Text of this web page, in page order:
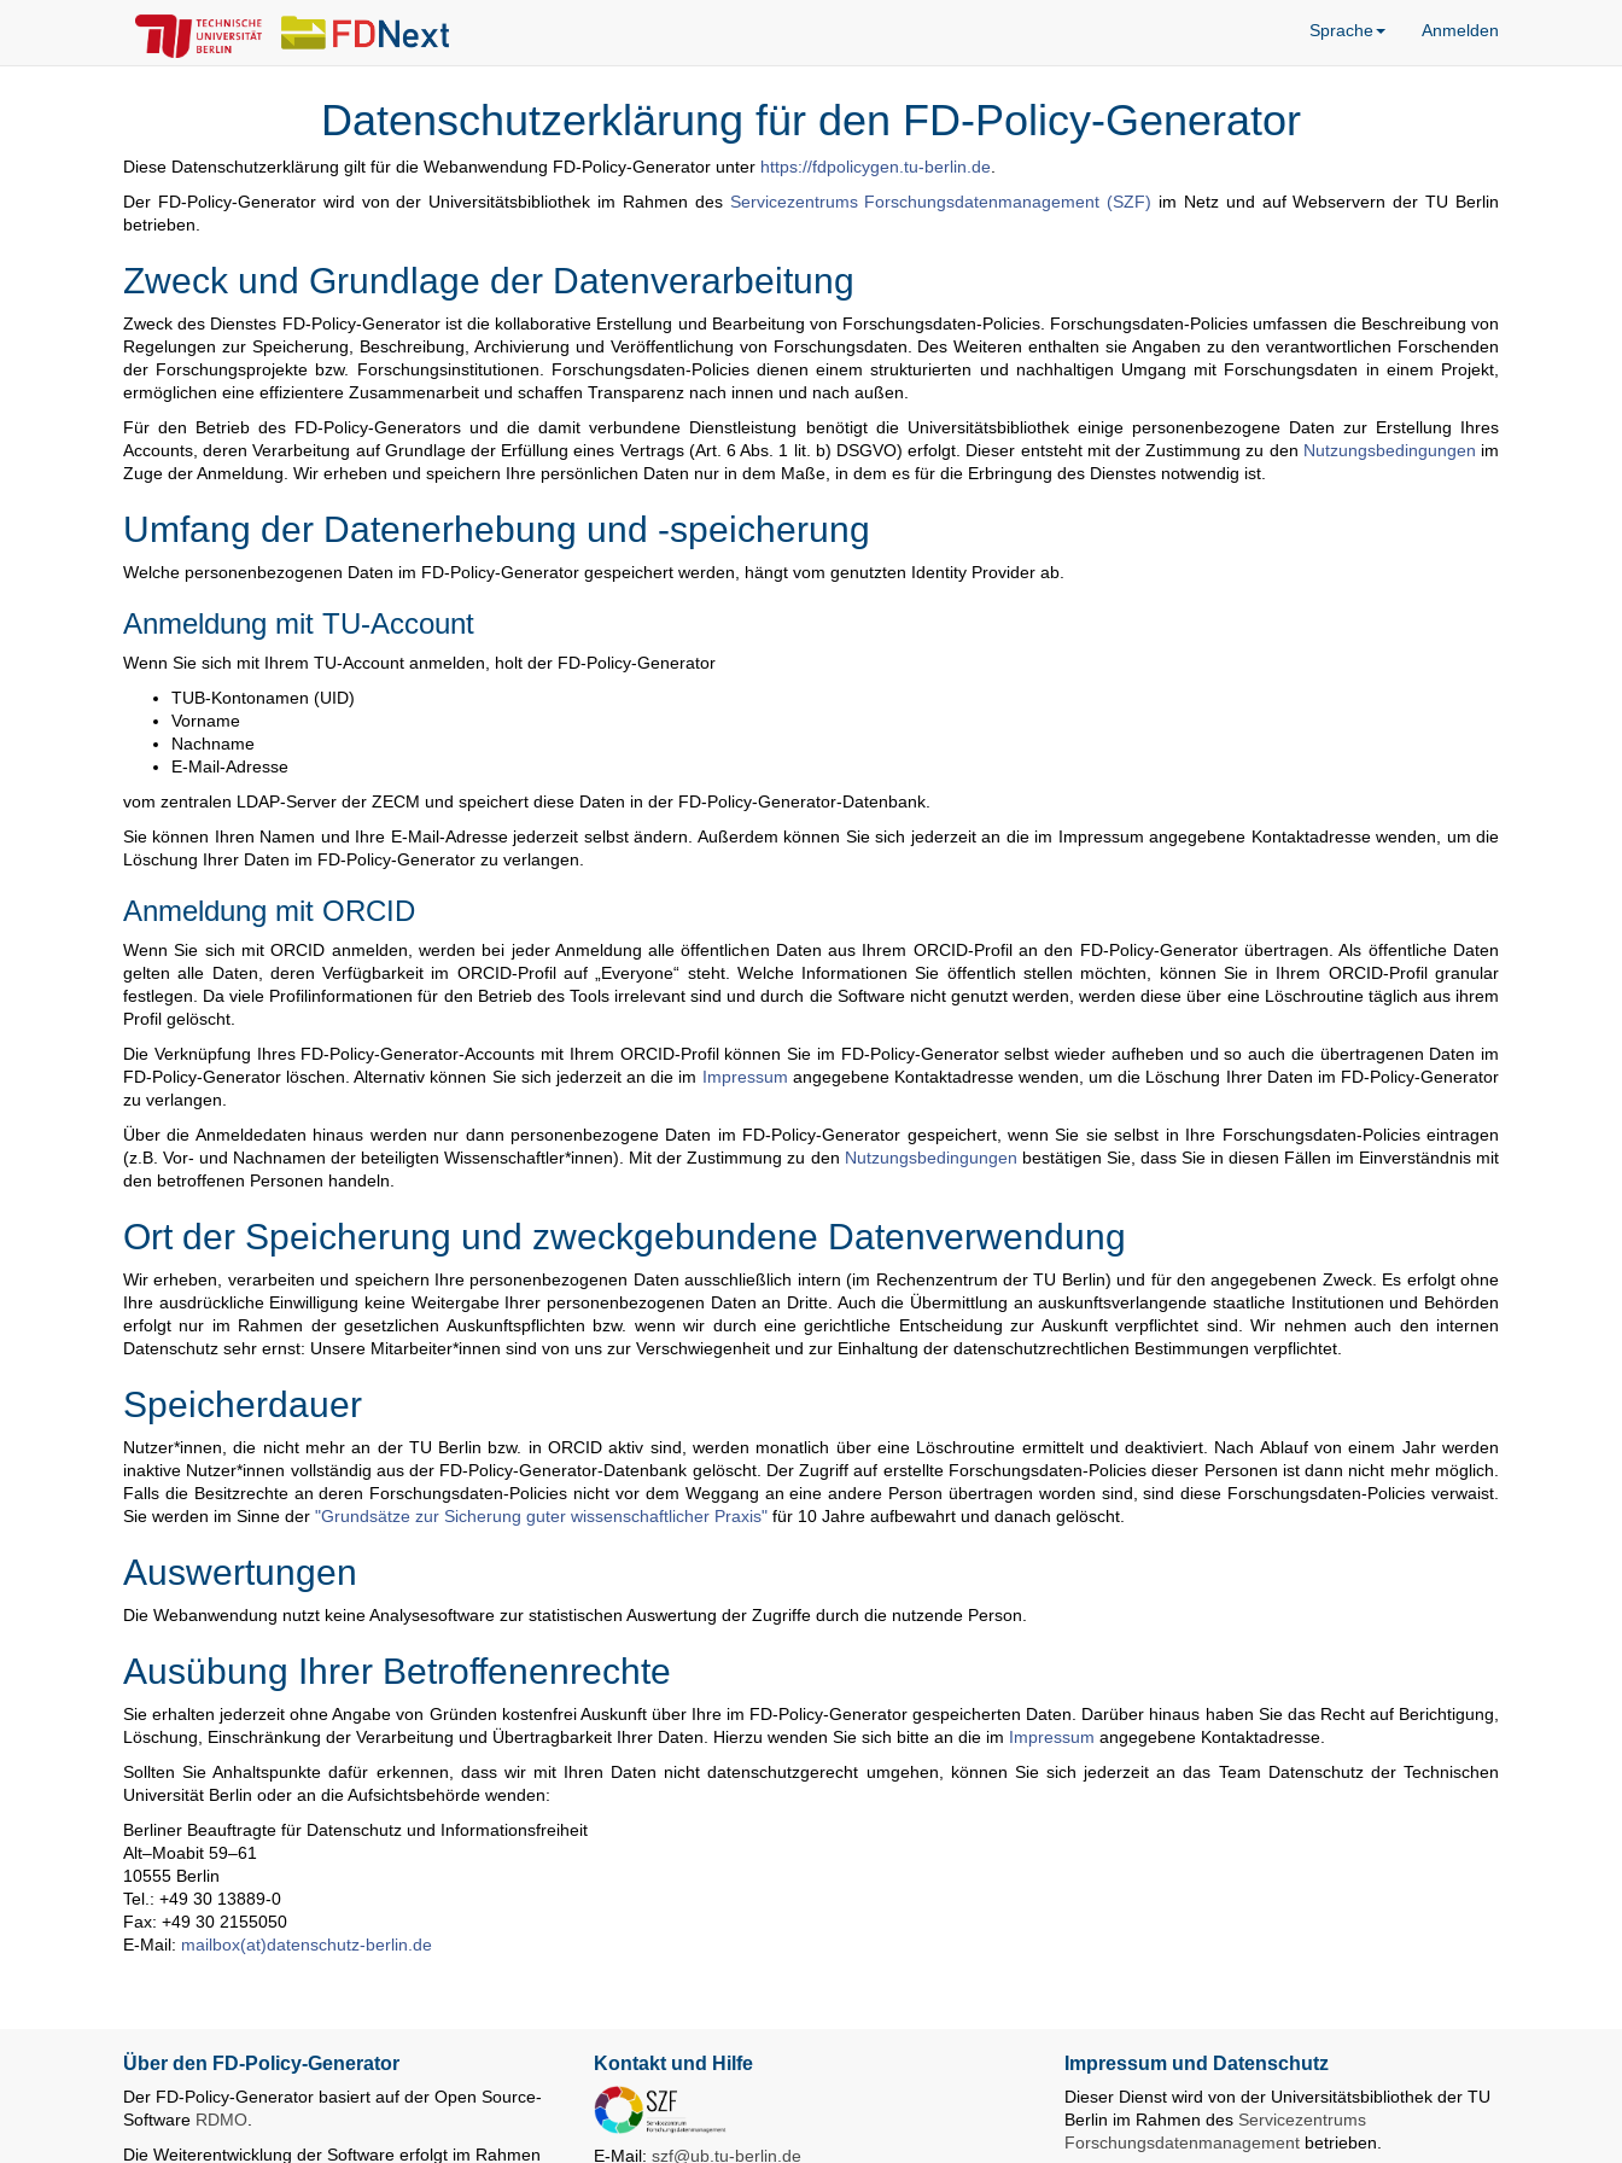
Sprache Anmelden
Datenschutzerklärung für den FD-Policy-Generator
Diese Datenschutzerklärung gilt für die Webanwendung FD-Policy-Generator unter https://fdpolicygen.tu-berlin.de
Der FD-Policy-Generator wird von der Universitätsbibliothek im Rahmen des Servicezentrums Forschungsdatenmanagement (SZF) im Netz und auf Webservern der TU Berlin
betrieben.
Zweck und Grundlage der Datenverarbeitung
Zweck des Dienstes FD-Policy-Generator ist die kollaborative Erstellung und Bearbeitung von Forschungsdaten-Policies. Forschungsdaten-Policies umfassen die Beschreibung von
Regelungen zur Speicherung, Beschreibung, Archivierung und Veröffentlichung von Forschungsdaten. Des Weiteren enthalten sie Angaben zu den verantwortlichen Forschenden
der Forschungsprojekte bzw. Forschungsinstitutionen. Forschungsdaten-Policies dienen einem strukturierten und nachhaltigen Umgang mit Forschungsdaten in einem Projekt,
ermöglichen eine effizientere Zusammenarbeit und schaffen Transparenz nach innen und nach außen.
Für den Betrieb des FD-Policy-Generators und die damit verbundene Dienstleistung benötigt die Universitätsbibliothek einige personenbezogene Daten zur Erstellung Ihres
Accounts, deren Verarbeitung auf Grundlage der Erfüllung eines Vertrags (Art. 6 Abs. 1 lit. b) DSGVO) erfolgt. Dieser entsteht mit der Zustimmung zu den Nutzungsbedingungen im
Zuge der Anmeldung. Wir erheben und speichern Ihre persönlichen Daten nur in dem Maße, in dem es für die Erbringung des Dienstes notwendig ist.
Umfang der Datenerhebung und -speicherung
Welche personenbezogenen Daten im FD-Policy-Generator gespeichert werden, hängt vom genutzten Identity Provider ab.
Anmeldung mit TU-Account
Wenn Sie sich mit Ihrem TU-Account anmelden, holt der FD-Policy-Generator
TUB-Kontonamen (UID)
Vorname
Nachname
E-Mail-Adresse
vom zentralen LDAP-Server der ZECM und speichert diese Daten in der FD-Policy-Generator-Datenbank.
Sie können Ihren Namen und Ihre E-Mail-Adresse jederzeit selbst ändern. Außerdem können Sie sich jederzeit an die im Impressum angegebene Kontaktadresse wenden, um die
Löschung Ihrer Daten im FD-Policy-Generator zu verlangen.
Anmeldung mit ORCID
Wenn Sie sich mit ORCID anmelden, werden bei jeder Anmeldung alle öffentlichen Daten aus Ihrem ORCID-Profil an den FD-Policy-Generator übertragen. Als öffentliche Daten
gelten alle Daten, deren Verfügbarkeit im ORCID-Profil auf „Everyone“ steht. Welche Informationen Sie öffentlich stellen möchten, können Sie in Ihrem ORCID-Profil granular
festlegen. Da viele Profilinformationen für den Betrieb des Tools irrelevant sind und durch die Software nicht genutzt werden, werden diese über eine Löschroutine täglich aus ihrem
Profil gelöscht.
Die Verknüpfung Ihres FD-Policy-Generator-Accounts mit Ihrem ORCID-Profil können Sie im FD-Policy-Generator selbst wieder aufheben und so auch die übertragenen Daten im
FD-Policy-Generator löschen. Alternativ können Sie sich jederzeit an die im Impressum angegebene Kontaktadresse wenden, um die Löschung Ihrer Daten im FD-Policy-Generator
zu verlangen.
Über die Anmeldedaten hinaus werden nur dann personenbezogene Daten im FD-Policy-Generator gespeichert, wenn Sie sie selbst in Ihre Forschungsdaten-Policies eintragen
(z.B. Vor- und Nachnamen der beteiligten Wissenschaftler*innen). Mit der Zustimmung zu den Nutzungsbedingungen bestätigen Sie, dass Sie in diesen Fällen im Einverständnis mit
den betroffenen Personen handeln.
Ort der Speicherung und zweckgebundene Datenverwendung
Wir erheben, verarbeiten und speichern Ihre personenbezogenen Daten ausschließlich intern (im Rechenzentrum der TU Berlin) und für den angegebenen Zweck. Es erfolgt ohne
Ihre ausdrückliche Einwilligung keine Weitergabe Ihrer personenbezogenen Daten an Dritte. Auch die Übermittlung an auskunftsverlangende staatliche Institutionen und Behörden
erfolgt nur im Rahmen der gesetzlichen Auskunftspflichten bzw. wenn wir durch eine gerichtliche Entscheidung zur Auskunft verpflichtet sind. Wir nehmen auch den internen
Datenschutz sehr ernst: Unsere Mitarbeiter*innen sind von uns zur Verschwiegenheit und zur Einhaltung der datenschutzrechtlichen Bestimmungen verpflichtet.
Speicherdauer
Nutzer*innen, die nicht mehr an der TU Berlin bzw. in ORCID aktiv sind, werden monatlich über eine Löschroutine ermittelt und deaktiviert. Nach Ablauf von einem Jahr werden
inaktive Nutzer*innen vollständig aus der FD-Policy-Generator-Datenbank gelöscht. Der Zugriff auf erstellte Forschungsdaten-Policies dieser Personen ist dann nicht mehr möglich.
Falls die Besitzrechte an deren Forschungsdaten-Policies nicht vor dem Weggang an eine andere Person übertragen worden sind, sind diese Forschungsdaten-Policies verwaist.
Sie werden im Sinne der "Grundsätze zur Sicherung guter wissenschaftlicher Praxis" für 10 Jahre aufbewahrt und danach gelöscht.
Auswertungen
Die Webanwendung nutzt keine Analysesoftware zur statistischen Auswertung der Zugriffe durch die nutzende Person.
Ausübung Ihrer Betroffenenrechte
Sie erhalten jederzeit ohne Angabe von Gründen kostenfrei Auskunft über Ihre im FD-Policy-Generator gespeicherten Daten. Darüber hinaus haben Sie das Recht auf Berichtigung,
Löschung, Einschränkung der Verarbeitung und Übertragbarkeit Ihrer Daten. Hierzu wenden Sie sich bitte an die im Impressum angegebene Kontaktadresse.
Sollten Sie Anhaltspunkte dafür erkennen, dass wir mit Ihren Daten nicht datenschutzgerecht umgehen, können Sie sich jederzeit an das Team Datenschutz der Technischen
Universität Berlin oder an die Aufsichtsbehörde wenden:
Berliner Beauftragte für Datenschutz und Informationsfreiheit
Alt–Moabit 59–61
10555 Berlin
Tel.: +49 30 13889-0
Fax: +49 30 2155050
E-Mail: mailbox(at)datenschutz-berlin.de
Über den FD-Policy-Generator
Der FD-Policy-Generator basiert auf der Open Source-
Software RDMO
Die Weiterentwicklung der Software erfolgt im Rahmen
Kontakt und Hilfe
E-Mail: szf@ub.tu-berlin.de
Impressum und Datenschutz
Dieser Dienst wird von der Universitätsbibliothek der TU
Berlin im Rahmen des Servicezentrums
Forschungsdatenmanagement betrieben.